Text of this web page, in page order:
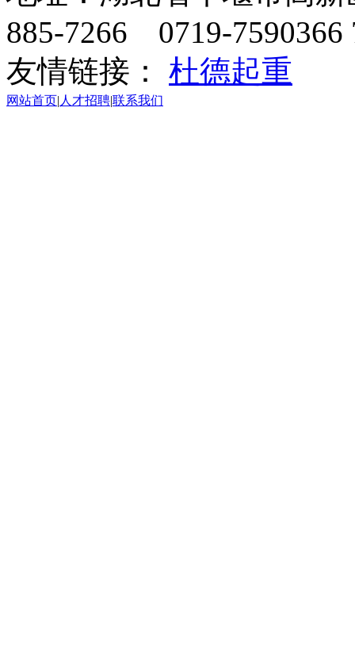
885-7266 0719-7590366
友情链接： 杜德起重
网站首页| 人才招聘|联系我们